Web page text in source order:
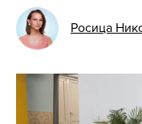
Росица